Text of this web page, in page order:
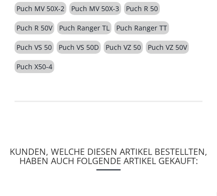
Puch MV 50X-2 Puch MV 50X-3 Puch R 50
Puch R 50V Puch Ranger TL Puch Ranger TT
Puch VS 50 Puch VS 50D Puch VZ 50 Puch VZ 50V
Puch X50-4
KUNDEN, WELCHE DIESEN ARTIKEL BESTELLTEN,
HABEN AUCH FOLGENDE ARTIKEL GEKAUFT: